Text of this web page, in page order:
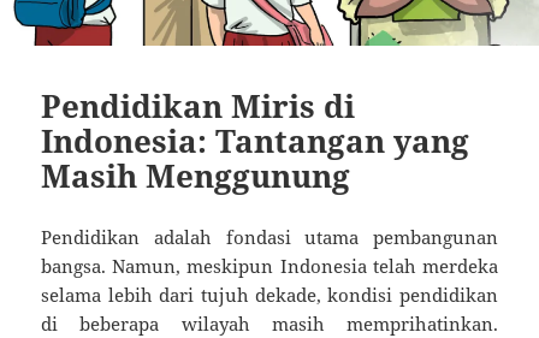
Pendidikan Miris di
Indonesia: Tantangan yang
Masih Menggunung
Pendidikan adalah fondasi utama pembangunan
bangsa. Namun, meskipun Indonesia telah merdeka
selama lebih dari tujuh dekade, kondisi pendidikan
di beberapa wilayah masih memprihatinkan.